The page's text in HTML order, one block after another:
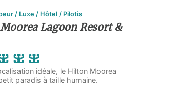
/ Luxe / Hôtel / Pilotis
Lagoon Resort &
idéale, le Hilton Moorea
paradis à taille humaine.